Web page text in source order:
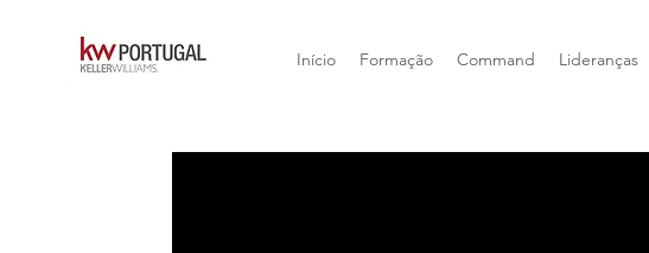
Início Formação Command Lideranças